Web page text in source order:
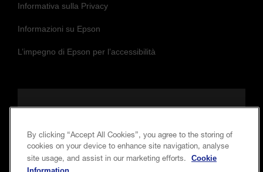
Informativa sulla Privacy
Informazioni su Epson
L’impegno di Epson per l’accessibilità
By clicking “Accept All Cookies”, you agree to the storing of
cookies on your device to enhance site navigation, analyse
site usage, and assist in our marketing efforts.
Cookie